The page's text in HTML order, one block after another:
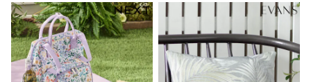
140 - 174cm
All Clothing
T-Shirts
Dresses
Shorts & Skirts
Coats & Jackets